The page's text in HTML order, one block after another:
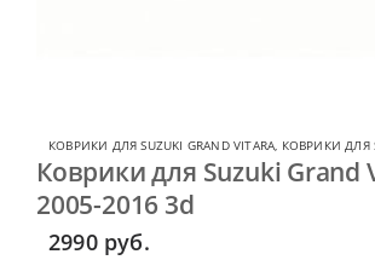
КОВРИКИ ДЛЯ SUZUKI GRAND VITARA, КОВРИКИ ДЛЯ
Коврики для Suzuki Grand
2005-2016 3d
2990 руб.